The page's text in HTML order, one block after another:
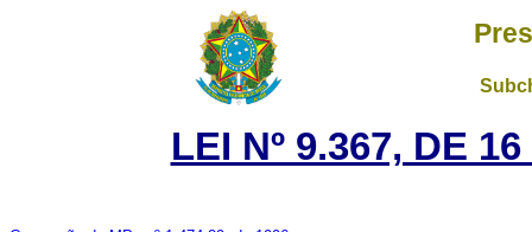
LEI Nº 9.367, DE